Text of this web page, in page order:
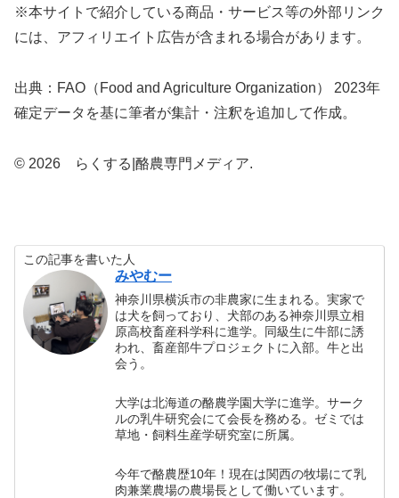
※本サイトで紹介している商品・サービス等の外部リンク
には、アフィリエイト広告が含まれる場合があります。
出典：FAO（Food and Agriculture Organization） 2023年
確定データを基に筆者が集計・注釈を追加して作成。
© 2026 らくする|酪農専門メディア.
この記事を書いた人
みやむー
神奈川県横浜市の非農家に生まれる。実家で
は犬を飼っており、犬部のある神奈川県立相
原高校畜産科学科に進学。同級生に牛部に誘
われ、畜産部牛プロジェクトに入部。牛と出
会う。
大学は北海道の酪農学園大学に進学。サーク
ルの乳牛研究会にて会長を務める。ゼミでは
草地・飼料生産学研究室に所属。
今年で酪農歴10年！現在は関西の牧場にて乳
肉兼業農場の農場長として働いています。